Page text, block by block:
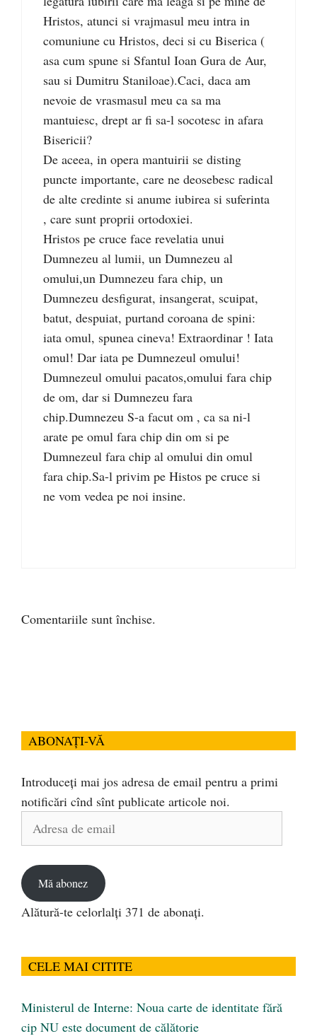
Hristos, atunci si vrajmasul meu intra in
comuniune cu Hristos, deci si cu Biserica (
asa cum spune si Sfantul Ioan Gura de Aur,
sau si Dumitru Staniloae).Caci, daca am
nevoie de vrasmasul meu ca sa ma
mantuiesc, drept ar fi sa-l socotesc in afara
Bisericii?
De aceea, in opera mantuirii se disting
puncte importante, care ne deosebesc radical
de alte credinte si anume iubirea si suferinta
, care sunt proprii ortodoxiei.
Hristos pe cruce face revelatia unui
Dumnezeu al lumii, un Dumnezeu al
omului,un Dumnezeu fara chip, un
Dumnezeu desfigurat, insangerat, scuipat,
batut, despuiat, purtand coroana de spini:
iata omul, spunea cineva! Extraordinar ! Iata
omul! Dar iata pe Dumnezeul omului!
Dumnezeul omului pacatos,omului fara chip
de om, dar si Dumnezeu fara
chip.Dumnezeu S-a facut om , ca sa ni-l
arate pe omul fara chip din om si pe
Dumnezeul fara chip al omului din omul
fara chip.Sa-l privim pe Histos pe cruce si
ne vom vedea pe noi insine.
Comentariile sunt închise.
ABONAȚI-VĂ
Introduceți mai jos adresa de email pentru a primi
notificări cînd sînt publicate articole noi.
Adresa
Mă abonez
Alătură-te celorlalți 371 de abonați.
CELE MAI CITITE
Ministerul de Interne: Noua carte de identitate fără
cip NU este document de călătorie